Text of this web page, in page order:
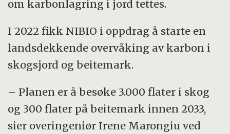
om karbonlagring i jord tettes.
I 2022 fikk NIBIO i oppdrag å starte en
landsdekkende overvåking av karbon i
skogsjord og beitemark.
– Planen er å besøke 3.000 flater i skog
og 300 flater på beitemark innen 2033,
sier overingeniør Irene Marongiu ved